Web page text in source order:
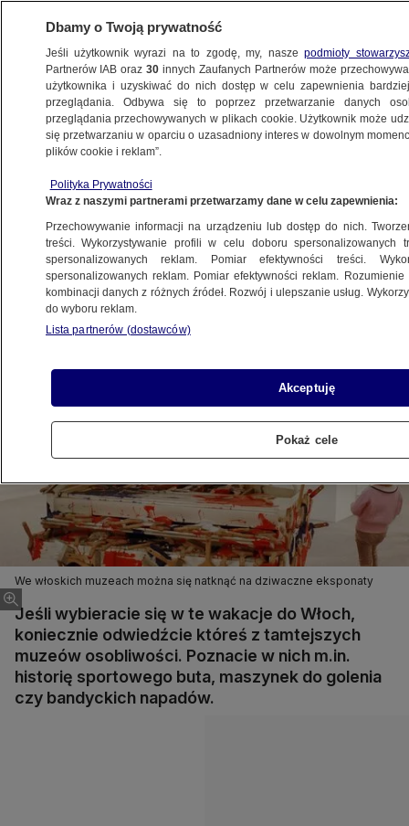
METEO
NAJNOWSZE
czy dwanaście tysięcy ołowianych
żołnierzyków?
1.04.2012, 14:04
Udostępnij
We włoskich muzeach można się natknąć na dziwaczne eksponaty
Jeśli wybieracie się w te wakacje do Włoch,
koniecznie odwiedźcie któreś z tamtejszych
muzeów osobliwości. Poznacie w nich m.in.
historię sportowego buta, maszynek do golenia
czy bandyckich napadów.
Dbamy o Twoją prywatność
Jeśli użytkownik wyrazi na to zgodę, my, naszepodmioty
Partnerów IAB oraz30 innych Zaufanych Partnerów może
użytkownika i uzyskiwać do nich dostęp w celu zapewnienia
przeglądania. Odbywa się to poprzez przetwarzanie danych
przeglądania przechowywanych w plikach cookie. Użytkownik może
się przetwarzaniu w oparciu o uzasadniony interes w dowolnym
plików cookie i reklam”.
Polityka Prywatności
Wraz z naszymi partnerami przetwarzamy dane w celu zapewnienia:
Przechowywanie informacji na urządzeniu lub dostęp do nich.
treści. Wykorzystywanie profili w celu doboru spersonalizowanych
spersonalizowanych reklam. Pomiar efektywności treści.
spersonalizowanych reklam. Pomiar efektywności reklam.
kombinacji danych z różnych źródeł. Rozwój i ulepszanie usług.
do wyboru reklam.
Lista partnerów (dostawców)
Akceptuję
Pokaż cele